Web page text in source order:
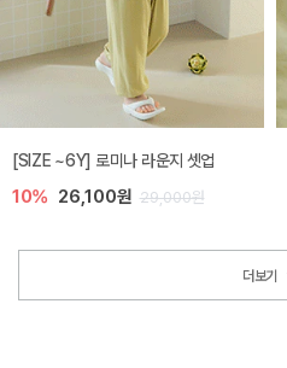
[SIZE ~6Y] 로미나 라운지 셋업
10% 26,100원 29,000원
더보기